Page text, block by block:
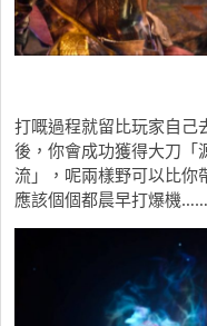
打嘅過程就留比玩家自己
後，你會成功獲得大刀「
流」，呢兩樣野可以比你
應該個個都晨早打爆機